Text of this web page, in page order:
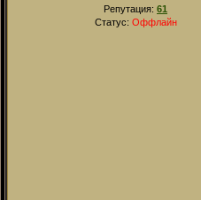
Репутация: 61
Статус: Оффлайн